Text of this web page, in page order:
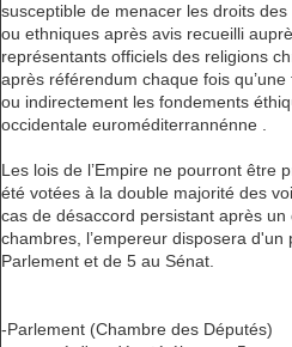
susceptible de menacer les droits
ou ethniques après avis recueilli
représentants officiels des religions
après référendum chaque fois
ou indirectement les fondements
occidentale euroméditerrannénne .
Les lois de l’Empire ne pourront être
été votées à la double majorité des
cas de désaccord persistant après
chambres, l’empereur disposera
Parlement et de 5 au Sénat.
-Parlement (Chambre des Députés)